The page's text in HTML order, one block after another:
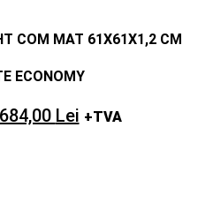
COM MAT 61X61X1,2 CM
ECONOMY
684,00 Lei +TVA